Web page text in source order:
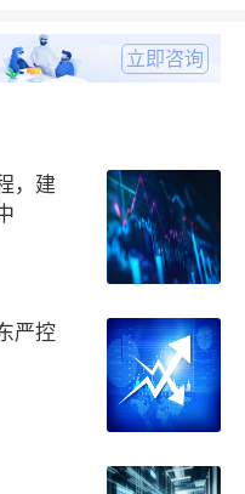
台的销量神话。
重金营销打天下的模
“硬核壁垒”后，OPPO
，在产品线繁杂的今
立即咨询
，建
严控